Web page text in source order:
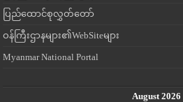
ပြည်ထောင်စုလွှတ်တော်
ဝန်ကြီးဌာနများ၏WebSiteများ
Myanmar National Portal
August 2026